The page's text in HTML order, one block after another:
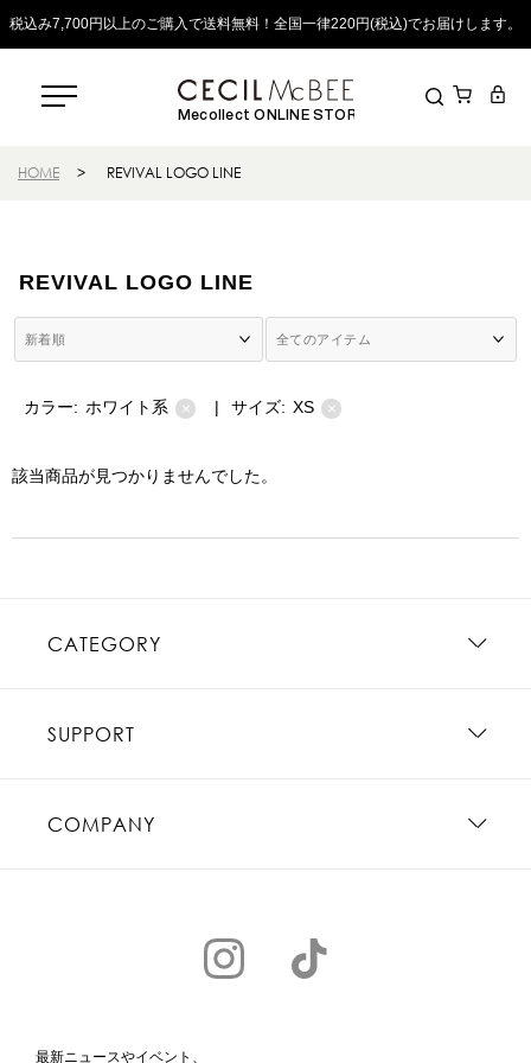
税込み7,700円以上のご購入で送料無料！全国一律220円(税込)でお届けします。
Mecollect ONLINE STORE
HOME > REVIVAL LOGO LINE
REVIVAL LOGO LINE
カラー: ホワイト系 × | サイズ: XS ×
該当商品が見つかりませんでした。
CATEGORY
SUPPORT
COMPANY
最新ニュースやイベント、